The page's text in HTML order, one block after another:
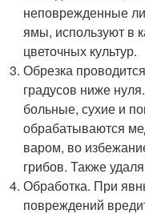
неповрежденные
ямы, используют в
цветочных культур.
Обрезка
градусов ниже
больные, сухие и
обрабатываются
варом, во
грибов. Также
Обработка. При
повреждений